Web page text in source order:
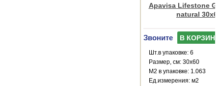
Apavisa Lifestone
natural
Звоните В КОРЗИНУ
Шт.в упаковке: 6
Размер, см: 30x60
М2 в упаковке: 1.063
Ед.измерения: м2